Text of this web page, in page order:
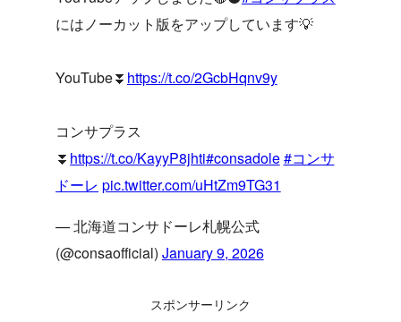
にはノーカット版をアップしています💡
YouTube⏬ https://t.co/2GcbHqnv9y
コンサプラス
⏬ https://t.co/KayyP8jhti#consadole#コンサ
ドーレ pic.twitter.com/uHtZm9TG31
— 北海道コンサドーレ札幌公式
(@consaofficial) January 9, 2026
スポンサーリンク